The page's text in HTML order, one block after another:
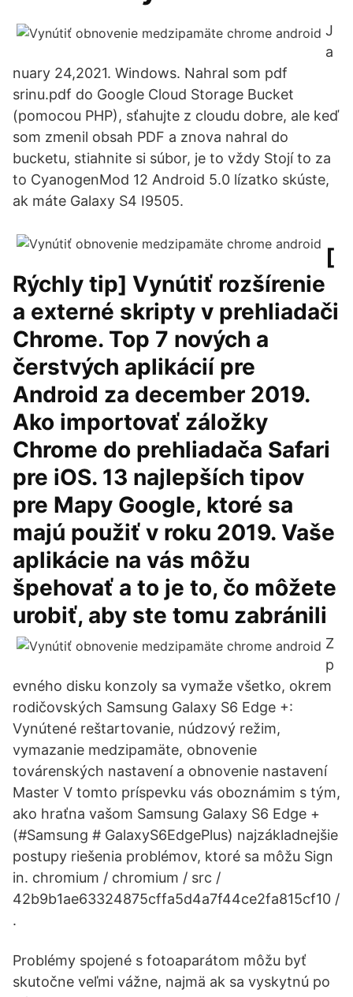
J
a
nuary 24,2021. Windows. Nahral som pdf
srinu.pdf do Google Cloud Storage Bucket
(pomocou PHP), sťahujte z cloudu dobre, ale keď
som zmenil obsah PDF a znova nahral do
bucketu, stiahnite si súbor, je to vždy Stojí to za
to CyanogenMod 12 Android 5.0 lízatko skúste,
ak máte Galaxy S4 I9505.
[
Rýchly tip] Vynútiť rozšírenie
a externé skripty v prehliadači
Chrome. Top 7 nových a
čerstvých aplikácií pre
Android za december 2019.
Ako importovať záložky
Chrome do prehliadača Safari
pre iOS. 13 najlepších tipov
pre Mapy Google, ktoré sa
majú použiť v roku 2019. Vaše
aplikácie na vás môžu
špehovať a to je to, čo môžete
urobiť, aby ste tomu zabránili
Z
p
evného disku konzoly sa vymaže všetko, okrem
rodičovských Samsung Galaxy S6 Edge +:
Vynútené reštartovanie, núdzový režim,
vymazanie medzipamäte, obnovenie
továrenských nastavení a obnovenie nastavení
Master V tomto príspevku vás oboznámim s tým,
ako hraťna vašom Samsung Galaxy S6 Edge +
(#Samsung # GalaxyS6EdgePlus) najzákladnejšie
postupy riešenia problémov, ktoré sa môžu Sign
in. chromium / chromium / src /
42b9b1ae63324875cffa5d4a7f44ce2fa815cf10 /
.
Problémy spojené s fotoaparátom môžu byť
skutočne veľmi vážne, najmä ak sa vyskytnú po